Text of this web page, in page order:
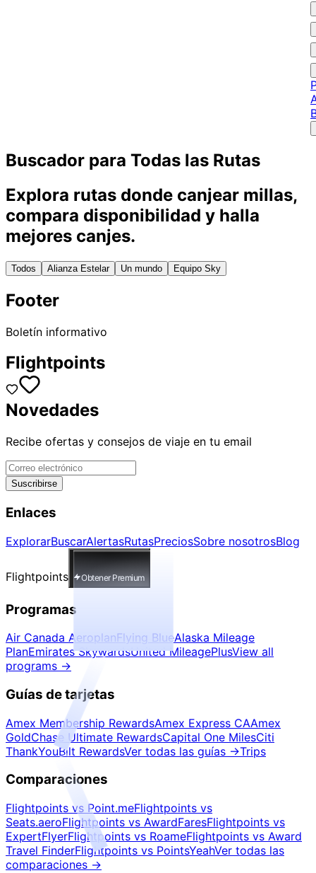
Buscador para Todas las Rutas
Explora rutas donde canjear millas,
compara disponibilidad y halla
mejores canjes.
Todos Alianza Estelar Un mundo Equipo Sky
Footer
Boletín informativo
Flightpoints
Novedades
Recibe ofertas y consejos de viaje en tu email
Suscribirse
Enlaces
ExplorarBuscarAlertasRutasPreciosSobre nosotrosBlog
Flightpoints Obtener Premium
Programas
Air Canada AeroplanFlying BlueAlaska Mileage
PlanEmirates SkywardsUnited MileagePlusView all
programs →
Guías de tarjetas
Amex Membership RewardsAmex Express CAAmex
GoldChase Ultimate RewardsCapital One MilesCiti
ThankYouBilt RewardsVer todas las guías →Trips
Comparaciones
Flightpoints vs Point.meFlightpoints vs
Seats.aeroFlightpoints vs AwardFaresFlightpoints vs
ExpertFlyerFlightpoints vs RoameFlightpoints vs Award
Travel FinderFlightpoints vs PointsYeahVer todas las
comparaciones →